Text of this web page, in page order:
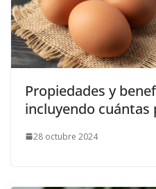
Propiedades y
incluyendo
28 octubre 2024